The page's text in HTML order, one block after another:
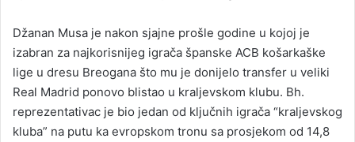
Džanan Musa je nakon sjajne prošle godine u kojoj je
izabran za najkorisnijeg igrača španske ACB košarkaške
lige u dresu Breogana što mu je donijelo transfer u veliki
Real Madrid ponovo blistao u kraljevskom klubu. Bh.
reprezentativac je bio jedan od ključnih igrača “kraljevskog
kluba” na putu ka evropskom tronu sa prosjekom od 14,8